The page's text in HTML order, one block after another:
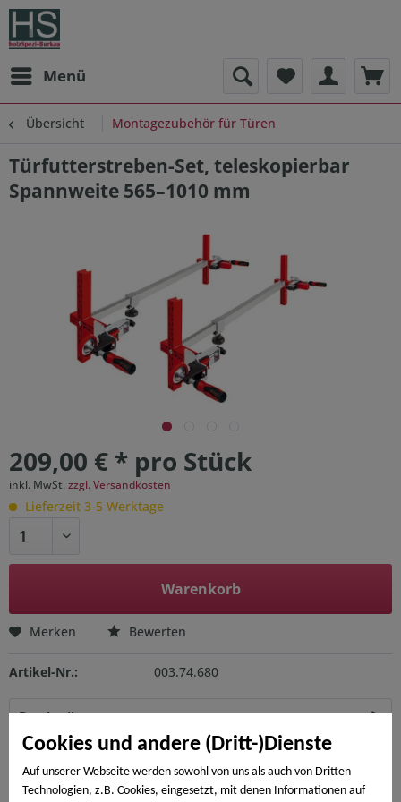
Cookies und andere (Dritt-)Dienste
Auf unserer Webseite werden sowohl von uns als auch von Dritten
Technologien, z.B. Cookies, eingesetzt, mit denen Informationen auf
Menü
Übersicht Montagezubehör für Türen
Türfutterstreben-Set, teleskopierbar
Spannweite 565–1010 mm
209,00 € * pro Stück
inkl. MwSt. zzgl. Versandkosten
Lieferzeit 3-5 Werktage
Warenkorb
Merken Bewerten
Artikel-Nr.: 003.74.680
Beschreibung
Für zu fixierende Türfutter mit einer Tiefe von 6 bis 13 cm
mehr